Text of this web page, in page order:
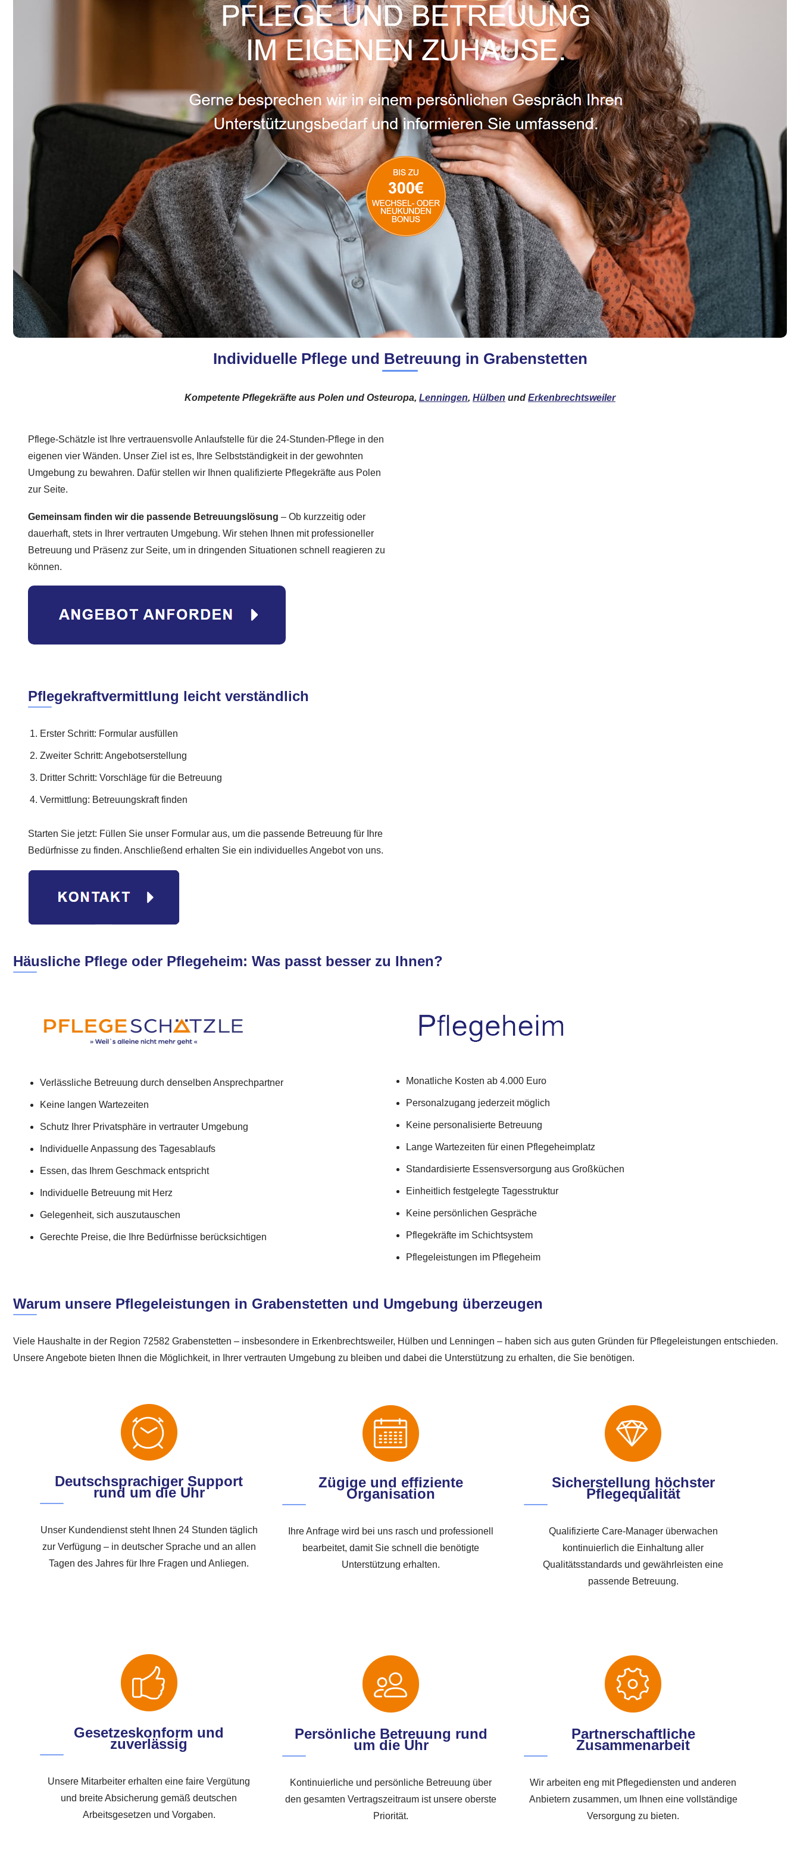
Individuelle Pflege und Betreuung in Grabenstetten
Kompetente Pflegekräfte aus Polen und Osteuropa, Lenningen, Hülben und Erkenbrechtsweiler
Pflege-Schätzle ist Ihre vertrauensvolle Anlaufstelle für die 24-Stunden-Pflege in den
eigenen vier Wänden. Unser Ziel ist es, Ihre Selbstständigkeit in der gewohnten
Umgebung zu bewahren. Dafür stellen wir Ihnen qualifizierte Pflegekräfte aus Polen
zur Seite.
Gemeinsam finden wir die passende Betreuungslösung – Ob kurzzeitig oder
dauerhaft, stets in Ihrer vertrauten Umgebung. Wir stehen Ihnen mit professioneller
Betreuung und Präsenz zur Seite, um in dringenden Situationen schnell reagieren zu
können.
Pflegekraftvermittlung leicht verständlich
Erster Schritt: Formular ausfüllen
Zweiter Schritt: Angebotserstellung
Dritter Schritt: Vorschläge für die Betreuung
Vermittlung: Betreuungskraft finden
Starten Sie jetzt: Füllen Sie unser Formular aus, um die passende Betreuung für Ihre
Bedürfnisse zu finden. Anschließend erhalten Sie ein individuelles Angebot von uns.
Häusliche Pflege oder Pflegeheim: Was passt besser zu Ihnen?
Verlässliche Betreuung durch denselben Ansprechpartner
Keine langen Wartezeiten
Schutz Ihrer Privatsphäre in vertrauter Umgebung
Individuelle Anpassung des Tagesablaufs
Essen, das Ihrem Geschmack entspricht
Individuelle Betreuung mit Herz
Gelegenheit, sich auszutauschen
Gerechte Preise, die Ihre Bedürfnisse berücksichtigen
Monatliche Kosten ab 4.000 Euro
Personalzugang jederzeit möglich
Keine personalisierte Betreuung
Lange Wartezeiten für einen Pflegeheimplatz
Standardisierte Essensversorgung aus Großküchen
Einheitlich festgelegte Tagesstruktur
Keine persönlichen Gespräche
Pflegekräfte im Schichtsystem
Pflegeleistungen im Pflegeheim
Warum unsere Pflegeleistungen in Grabenstetten und Umgebung überzeugen
Viele Haushalte in der Region 72582 Grabenstetten – insbesondere in Erkenbrechtsweiler, Hülben und Lenningen – haben sich aus guten Gründen für Pflegeleistungen entschieden.
Unsere Angebote bieten Ihnen die Möglichkeit, in Ihrer vertrauten Umgebung zu bleiben und dabei die Unterstützung zu erhalten, die Sie benötigen.
Deutschsprachiger Support
rund um die Uhr
Unser Kundendienst steht Ihnen 24 Stunden täglich
zur Verfügung – in deutscher Sprache und an allen
Tagen des Jahres für Ihre Fragen und Anliegen.
Zügige und effiziente
Organisation
Ihre Anfrage wird bei uns rasch und professionell
bearbeitet, damit Sie schnell die benötigte
Unterstützung erhalten.
Sicherstellung höchster
Pflegequalität
Qualifizierte Care-Manager überwachen
kontinuierlich die Einhaltung aller
Qualitätsstandards und gewährleisten eine
passende Betreuung.
Gesetzeskonform und
zuverlässig
Unsere Mitarbeiter erhalten eine faire Vergütung
und breite Absicherung gemäß deutschen
Arbeitsgesetzen und Vorgaben.
Persönliche Betreuung rund
um die Uhr
Kontinuierliche und persönliche Betreuung über
den gesamten Vertragszeitraum ist unsere oberste
Priorität.
Partnerschaftliche
Zusammenarbeit
Wir arbeiten eng mit Pflegediensten und anderen
Anbietern zusammen, um Ihnen eine vollständige
Versorgung zu bieten.